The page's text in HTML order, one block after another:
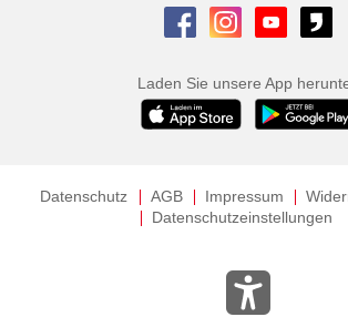
Laden Sie unsere App
Datenschutz AGB Impressum
Datenschutzeinstellungen